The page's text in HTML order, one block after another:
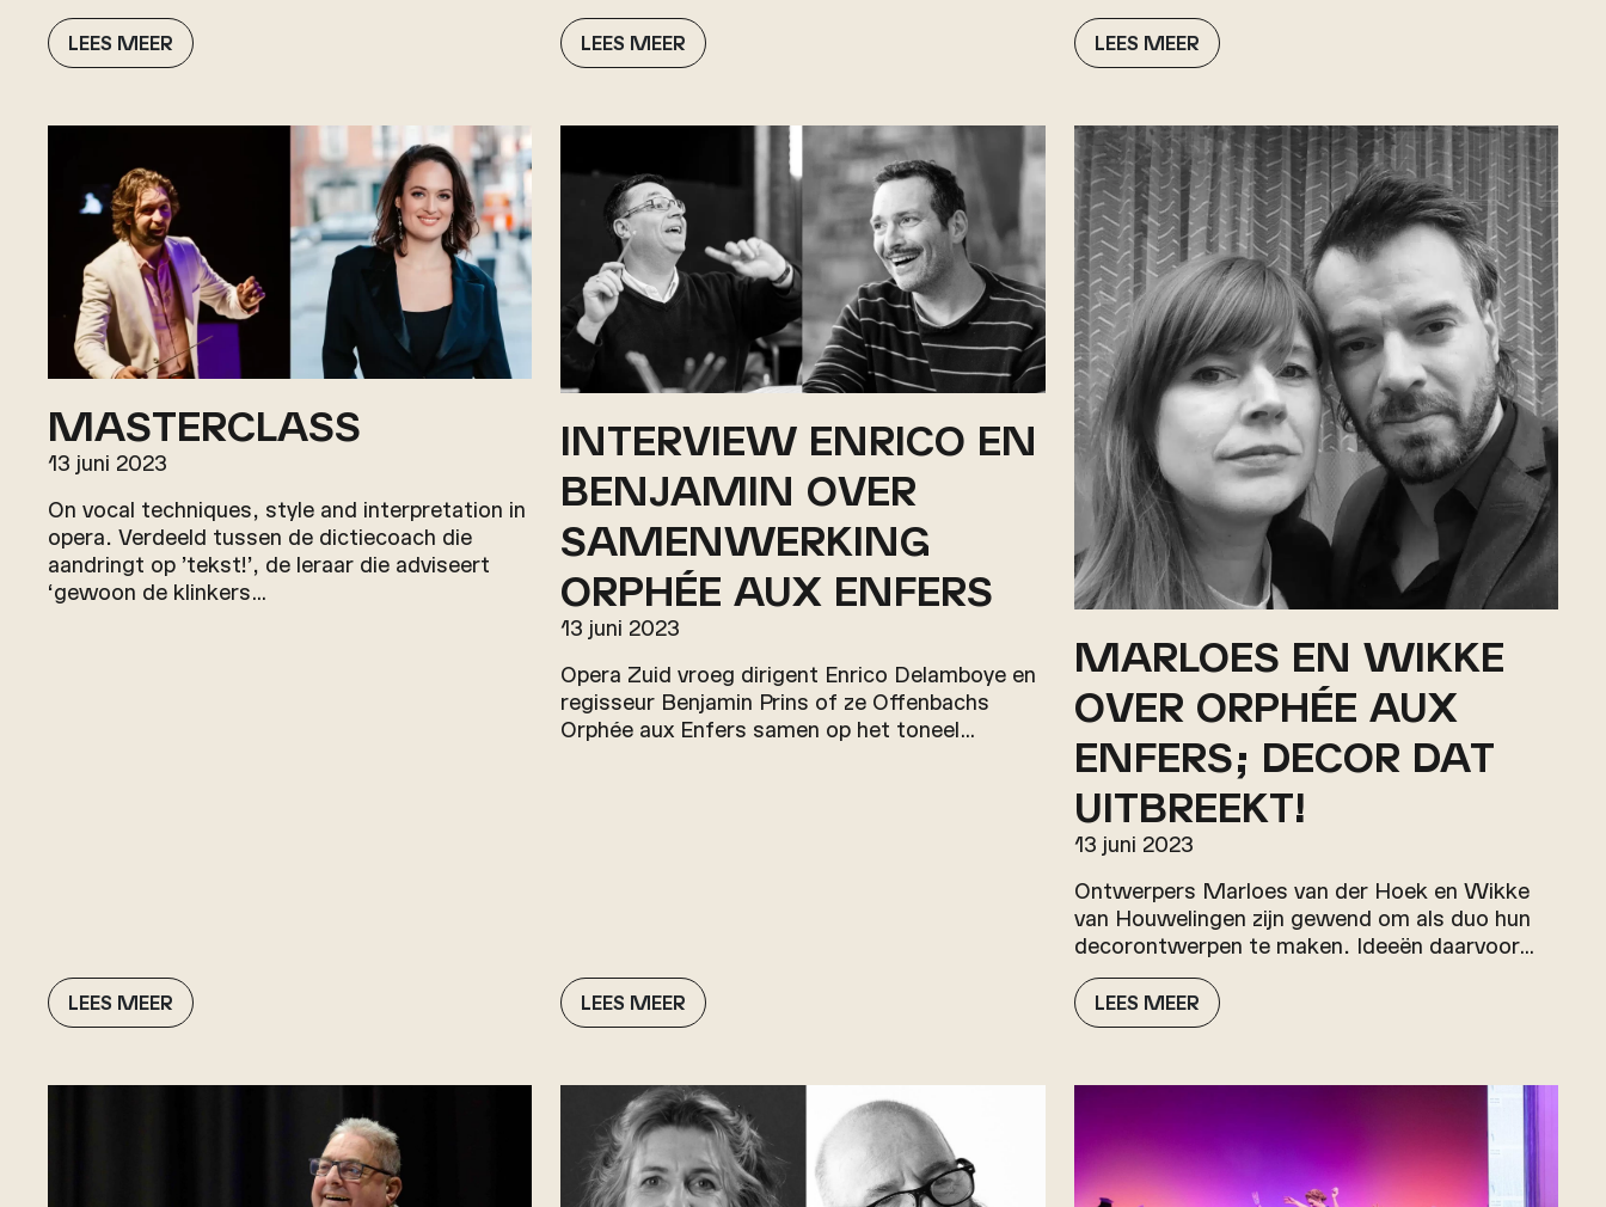
LEES MEER LEES MEER LEES MEER
MASTERCLASS
13 juni 2023
On vocal techniques, style and interpretation in
opera. Verdeeld tussen de dictiecoach die
aandringt op ’tekst!’, de leraar die adviseert
‘gewoon de klinkers…
LEES MEER
INTERVIEW ENRICO EN
BENJAMIN OVER
SAMENWERKING
ORPHÉE AUX ENFERS
13 juni 2023
Opera Zuid vroeg dirigent Enrico Delamboye en
regisseur Benjamin Prins of ze Offenbachs
Orphée aux Enfers samen op het toneel…
LEES MEER
MARLOES EN WIKKE
OVER ORPHÉE AUX
ENFERS; DECOR DAT
UITBREEKT!
13 juni 2023
Ontwerpers Marloes van der Hoek en Wikke
van Houwelingen zijn gewend om als duo hun
decorontwerpen te maken. Ideeën daarvoor…
LEES MEER